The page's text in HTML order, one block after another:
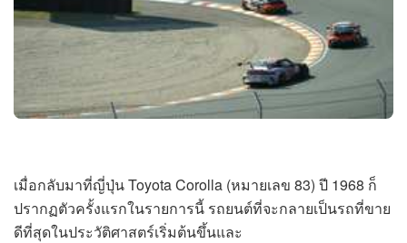
เมื่อกลับมาที่ญี่ปุ่น Toyota Corolla (หมายเลข 83) ปี 1968 ก็
ปรากฏตัวครั้งแรกในรายการนี้ รถยนต์ที่จะกลายเป็นรถที่ขาย
ดีที่สุดในประวัติศาสตร์เริ่มต้นขึ้นและ